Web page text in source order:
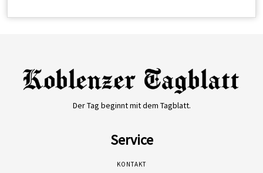
Der Tag beginnt mit dem Tagblatt.
Service
KONTAKT